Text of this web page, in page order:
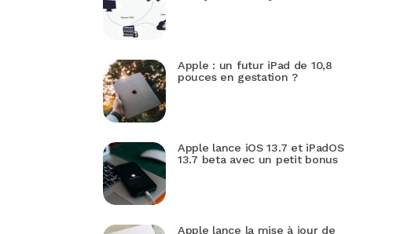
Apple : un futur iPad de 10,8
pouces en gestation ?
Apple lance iOS 13.7 et iPadOS
13.7 beta avec un petit bonus
Apple lance la mise à jour de